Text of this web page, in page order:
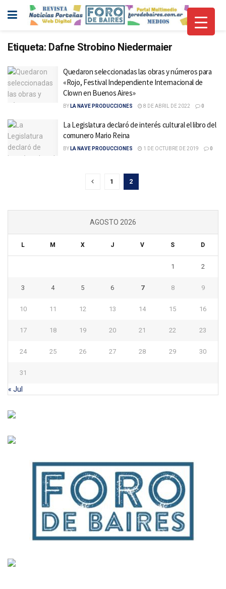
Etiqueta: Dafne Strobino Niedermaier
Quedaron seleccionadas las obras y números para
«Rojo, Festival Independiente Internacional de
Clown en Buenos Aires»
BY LA NAVE PRODUCCIONES 8 DE ABRIL DE 2022 0
La Legislatura declaró de interés cultural el libro del
comunero Mario Reina
BY LA NAVE PRODUCCIONES 1 DE OCTUBRE DE 2019 0
1 2
AGOSTO 2026
L M X J V S D
1 2
3 4 5 6 7 8 9
10 11 12 13 14 15 16
17 18 19 20 21 22 23
24 25 26 27 28 29 30
31
« Jul